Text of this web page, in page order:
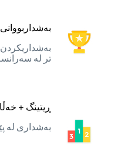
بەشداربووانی
بەشداریکردن
تر لە
ڕیتینگ +
بەشداری لە